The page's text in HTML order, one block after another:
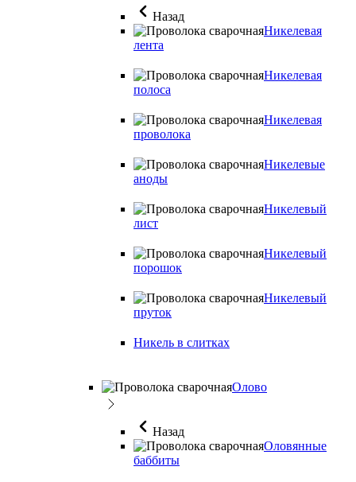
Назад
Никелевая
лента
Никелевая
полоса
Никелевая
проволока
Никелевые
аноды
Никелевый
лист
Никелевый
порошок
Никелевый
пруток
Никель в слитках
Олово
Назад
Оловянные
баббиты